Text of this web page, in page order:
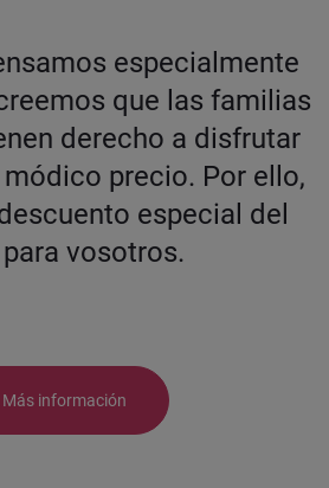
especialmente
que las familias
derecho a disfrutar
precio. Por ello,
especial del
para vosotros.
Más información